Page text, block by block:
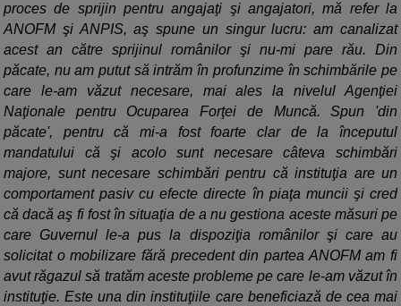
proces de sprijin pentru angajaţi şi angajatori, mă refer la
ANOFM şi ANPIS, aş spune un singur lucru: am canalizat
acest an către sprijinul românilor şi nu-mi pare rău. Din
păcate, nu am putut să intrăm în profunzime în schimbările pe
care le-am văzut necesare, mai ales la nivelul Agenţiei
Naţionale pentru Ocuparea Forţei de Muncă. Spun 'din
păcate', pentru că mi-a fost foarte clar de la începutul
mandatului că şi acolo sunt necesare câteva schimbări
majore, sunt necesare schimbări pentru că instituţia are un
comportament pasiv cu efecte directe în piaţa muncii şi cred
că dacă aş fi fost în situaţia de a nu gestiona aceste măsuri pe
care Guvernul le-a pus la dispoziţia românilor şi care au
solicitat o mobilizare fără precedent din partea ANOFM am fi
avut răgazul să tratăm aceste probleme pe care le-am văzut în
instituţie. Este una din instituţiile care beneficiază de cea mai